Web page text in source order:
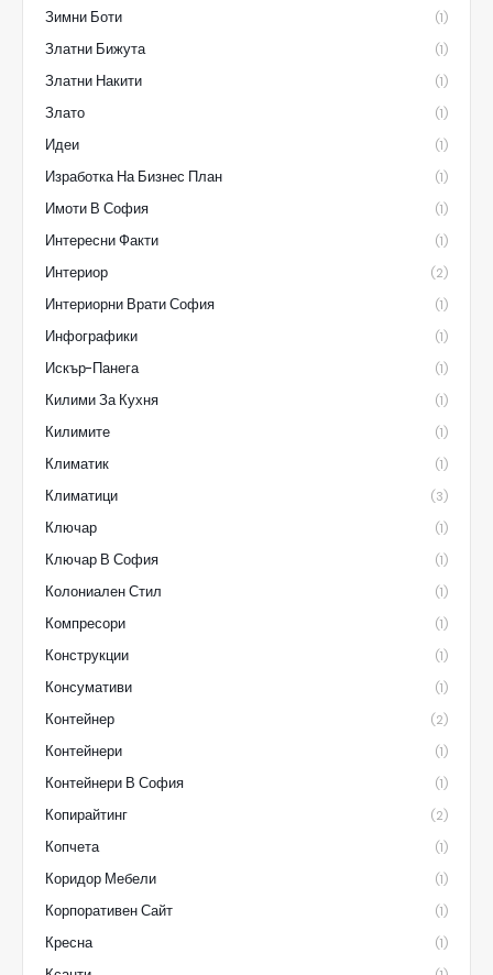
Зимни Боти (1)
Златни Бижута (1)
Златни Накити (1)
Злато (1)
Идеи (1)
Изработка На Бизнес План (1)
Имоти В София (1)
Интересни Факти (1)
Интериор (2)
Интериорни Врати София (1)
Инфографики (1)
Искър-Панега (1)
Килими За Кухня (1)
Килимите (1)
Климатик (1)
Климатици (3)
Ключар (1)
Ключар В София (1)
Колониален Стил (1)
Компресори (1)
Конструкции (1)
Консумативи (1)
Контейнер (2)
Контейнери (1)
Контейнери В София (1)
Копирайтинг (2)
Копчета (1)
Коридор Мебели (1)
Корпоративен Сайт (1)
Кресна (1)